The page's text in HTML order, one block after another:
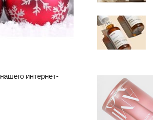
нашего интернет-